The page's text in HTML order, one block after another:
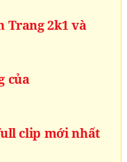
Trang 2k1 và
của
clip mới nhất